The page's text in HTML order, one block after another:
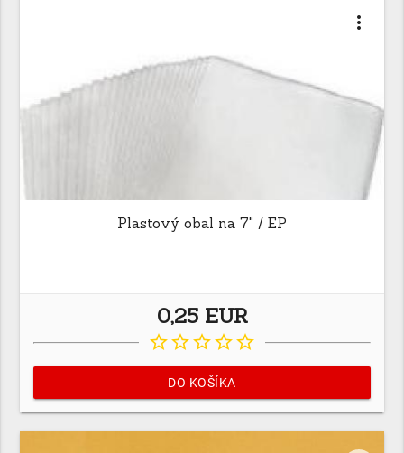
more_vert
Plastový obal na 7" / EP
0,25 EUR
star_borderstar_borderstar_borderstar_borderstar_border
DO KOŠÍKA